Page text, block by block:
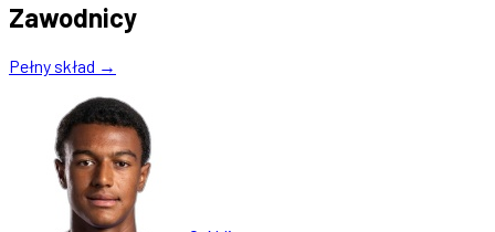
Zawodnicy
Pełny skład →